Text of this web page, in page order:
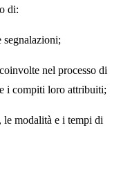
di:
nel processo di
i compiti loro attribuiti;
modalità e i tempi di